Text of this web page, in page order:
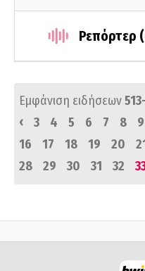
Ρεπόρτερ
Εμφάνιση ειδήσεων
‹
3 4 5 6 7 8 9
16
17 18 19 20
28
29 30 31 32